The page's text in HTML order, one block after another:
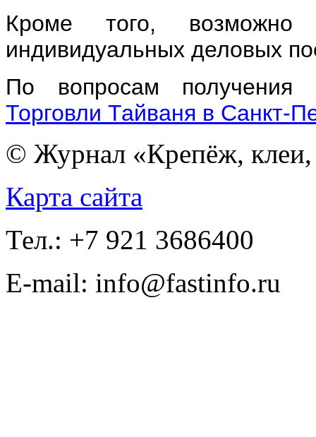
Кроме того, возможно
индивидуальных деловых
По вопросам
Торговли Тайваня в Санкт-
© Журнал «Крепёж, клеи,
Карта сайта
Тел.: +7 921 3686400
E-mail: info@fastinfo.ru